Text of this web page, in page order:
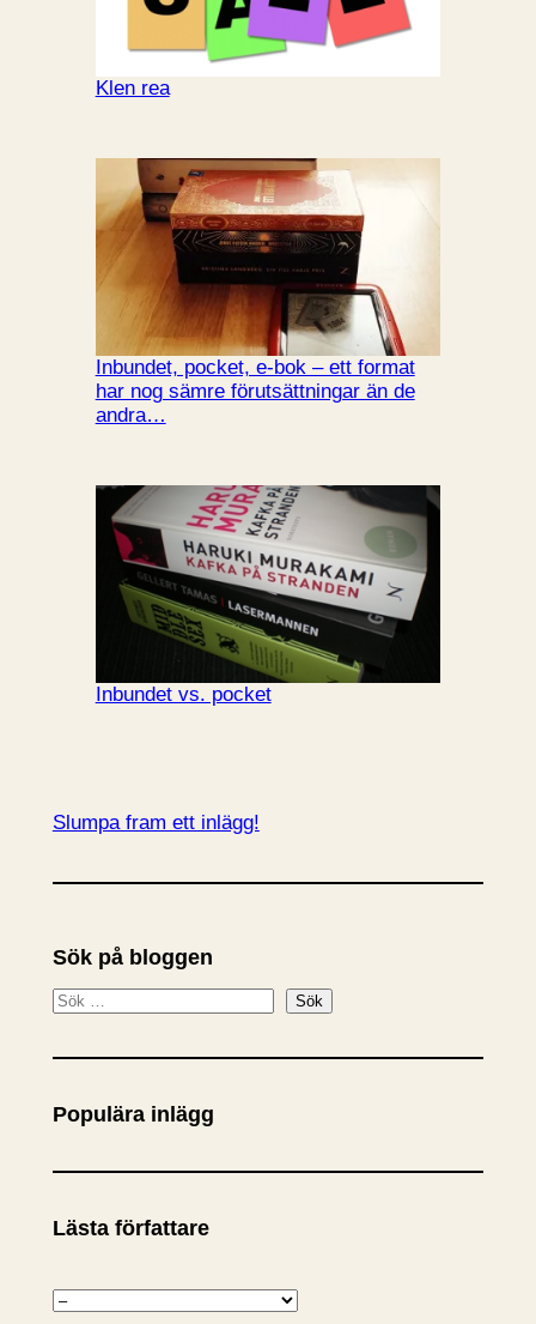
Klen rea
Inbundet, pocket, e-bok – ett format
har nog sämre förutsättningar än de
andra…
Inbundet vs. pocket
Slumpa fram ett inlägg!
Sök på bloggen
S
k
Sök
Populära inlägg
Lästa författare
K